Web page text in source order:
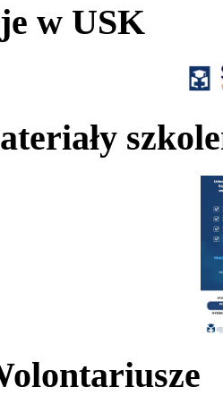
w USK